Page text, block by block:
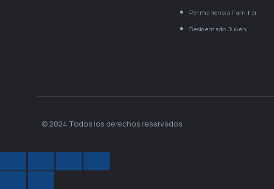
Permanencia Familiar
Residentado Juvenil
© 2024 Todos los derechos reservados